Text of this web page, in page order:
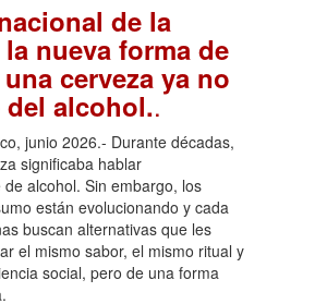
de la
la nueva forma de
cerveza ya no
del alcohol..
junio 2026.- Durante décadas,
significaba hablar
alcohol. Sin embargo, los
están evolucionando y cada
buscan alternativas que les
el mismo sabor, el mismo ritual y
social, pero de una forma